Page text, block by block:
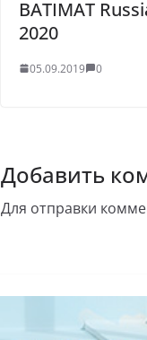
BATIMAT
2020
05.09.2019 0
Добавить
Для отправки